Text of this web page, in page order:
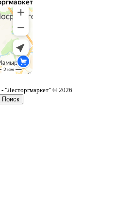
"Лесторгмаркет" © 2026
Поиск